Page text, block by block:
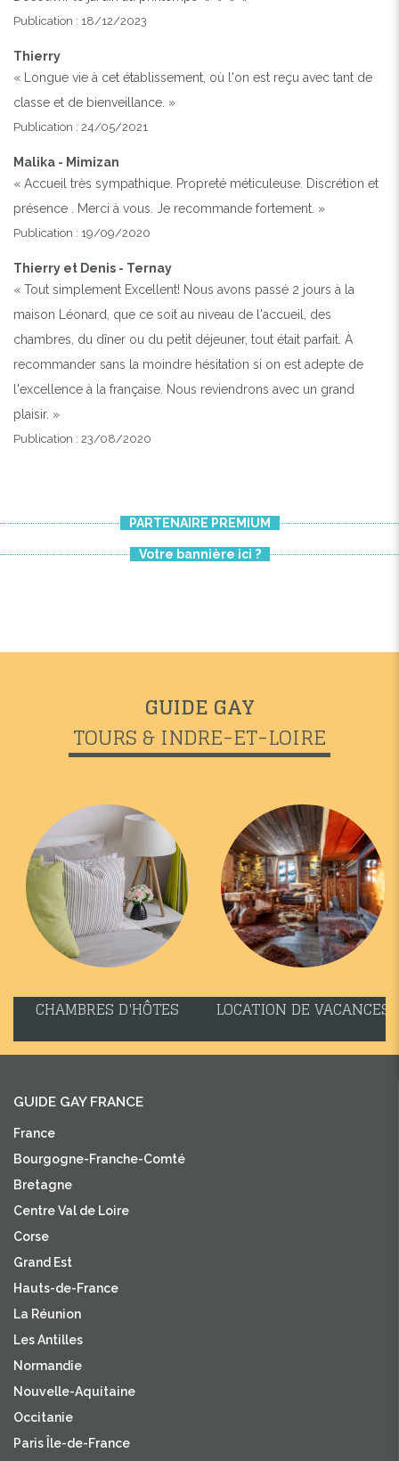
Publication : 18/12/2023
Thierry
« Longue vie à cet établissement, où l'on est reçu avec tant de
classe et de bienveillance. »
Publication : 24/05/2021
Malika - Mimizan
« Accueil très sympathique. Propreté méticuleuse. Discrétion et
présence . Merci à vous. Je recommande fortement. »
Publication : 19/09/2020
Thierry et Denis - Ternay
« Tout simplement Excellent! Nous avons passé 2 jours à la
maison Léonard, que ce soit au niveau de l'accueil, des
chambres, du dîner ou du petit déjeuner, tout était parfait. À
recommander sans la moindre hésitation si on est adepte de
l'excellence à la française. Nous reviendrons avec un grand
plaisir. »
Publication : 23/08/2020
PARTENAIRE PREMIUM
Votre bannière ici ?
GUIDE GAY
TOURS & INDRE-ET-LOIRE
CHAMBRES D'HÔTES LOCATION DE VACANCES
GUIDE GAY FRANCE
France
Bourgogne-Franche-Comté
Bretagne
Centre Val de Loire
Corse
Grand Est
Hauts-de-France
La Réunion
Les Antilles
Normandie
Nouvelle-Aquitaine
Occitanie
Paris Île-de-France